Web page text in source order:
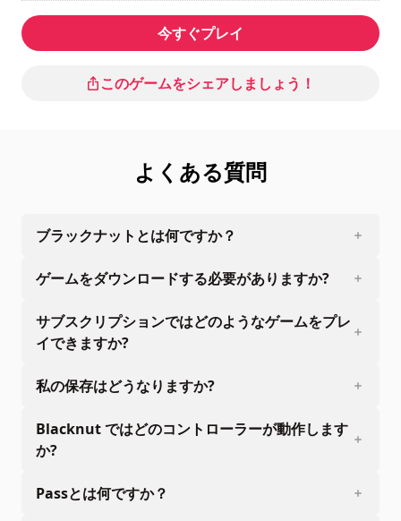
今すぐプレイ
このゲームをシェアしましょう！
よくある質問
ブラックナットとは何ですか？
ゲームをダウンロードする必要がありますか?
サブスクリプションではどのようなゲームをプレ
イできますか?
私の保存はどうなりますか?
Blacknut ではどのコントローラーが動作します
か?
Passとは何ですか？